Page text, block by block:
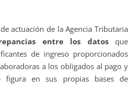
de la Agencia Tributaria
entre los datosque
de ingreso proporcionados
a los obligados al pago y
figura en sus propias bases de